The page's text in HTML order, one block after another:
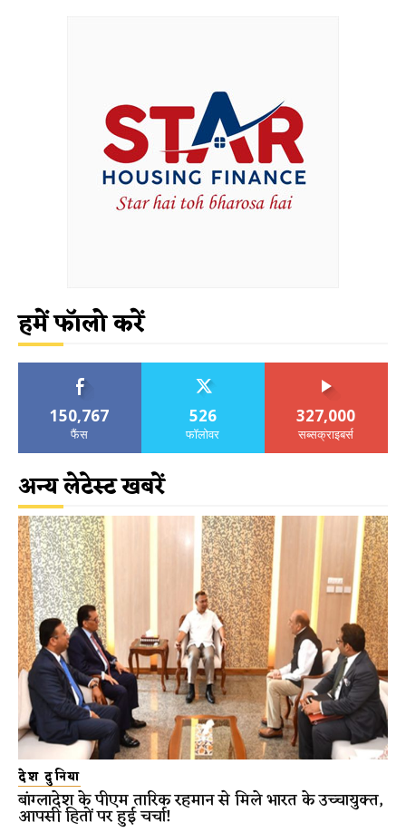
हमें फॉलो करें
150,767
फैंस
526
फॉलोवर
327,000
सब्सक्राइबर्स
अन्य लेटेस्ट खबरें
देश दुनिया
बांग्लादेश के पीएम तारिक रहमान से मिले भारत के उच्चायुक्त,
आपसी हितों पर हुई चर्चा!